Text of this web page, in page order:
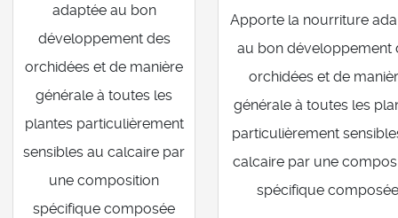
adaptée au bon
développement des
orchidées et de manière
générale à toutes les
plantes particulièrement
sensibles au calcaire par
une composition
spécifique composée
Apporte la nourriture
au bon développement
orchidées et de
générale à toutes les
particulièrement
calcaire par une
spécifique